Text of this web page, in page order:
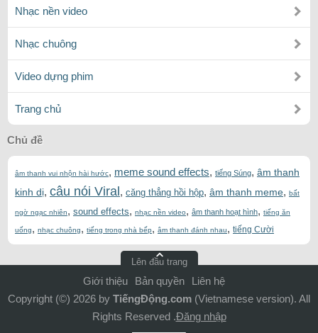
Nhạc nền video
Nhạc chuông
Video dựng phim
Trang chủ
Chủ đề
âm thanh vui nhộn hài hước, meme sound effects, tiếng Súng, âm thanh
kinh dị, câu nói Viral , căng thẳng hồi hộp, âm thanh meme, bất
ngờ ngạc nhiên, sound effects, nhạc nền video, âm thanh hoạt hình, tiếng ăn
uống, nhạc chuông, tiếng trong nhà bếp, âm thanh đánh nhau, tiếng Cười
Lên đầu trang
Giới thiệu Bản quyền
Liên hệ
Copyright (©) 2026 by TiếngĐộng.com (Vietnamese version). All
Rights Reserved .Đăng nhập